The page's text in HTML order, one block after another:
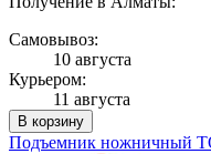
Самовывоз:
10 августа
Курьером:
11 августа
В корзину
Подъемник ножничный